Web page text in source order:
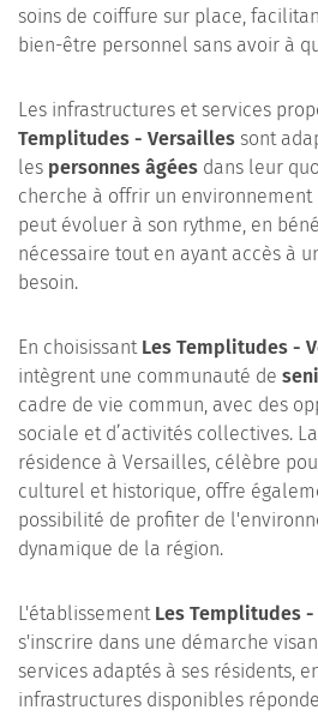
soins de coiffure sur place,
bien-être personnel sans avoir à
Les infrastructures et services
Templitudes - Versailles sont
les personnes âgées dans leur
cherche à offrir un environnement
peut évoluer à son rythme, en
nécessaire tout en ayant accès à
besoin.
En choisissant Les Templitudes -
intègrent une communauté de
cadre de vie commun, avec des
sociale et d’activités collectives.
résidence à Versailles, célèbre
culturel et historique, offre
possibilité de profiter de
dynamique de la région.
L'établissement Les Templitudes
s'inscrire dans une démarche
services adaptés à ses résidents,
infrastructures disponibles